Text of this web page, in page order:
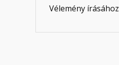
Vélemény írásához